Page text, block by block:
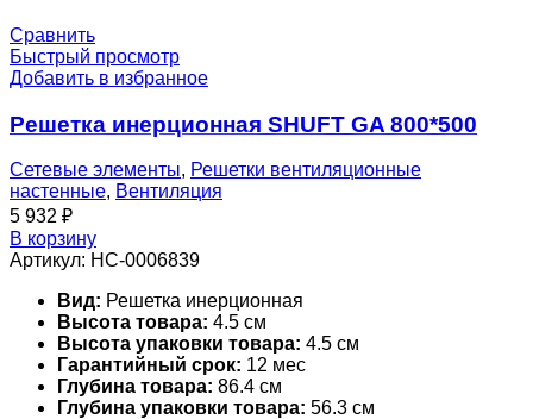
Сравнить
Быстрый просмотр
Добавить в избранное
Решетка инерционная SHUFT GA 800*500
Сетевые элементы, Решетки вентиляционные
настенные, Вентиляция
5 932 ₽
В корзину
Артикул: НС-0006839
Вид: Решетка инерционная
Высота товара: 4.5 см
Высота упаковки товара: 4.5 см
Гарантийный срок: 12 мес
Глубина товара: 86.4 см
Глубина упаковки товара: 56.3 см